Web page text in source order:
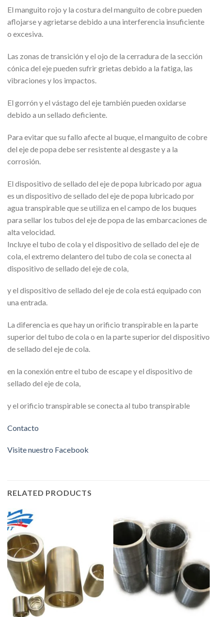
El manguito rojo y la costura del manguito de cobre pueden
aflojarse y agrietarse debido a una interferencia insuficiente
o excesiva.
Las zonas de transición y el ojo de la cerradura de la sección
cónica del eje pueden sufrir grietas debido a la fatiga, las
vibraciones y los impactos.
El gorrón y el vástago del eje también pueden oxidarse
debido a un sellado deficiente.
Para evitar que su fallo afecte al buque, el manguito de cobre
del eje de popa debe ser resistente al desgaste y a la
corrosión.
El dispositivo de sellado del eje de popa lubricado por agua
es un dispositivo de sellado del eje de popa lubricado por
agua transpirable que se utiliza en el campo de los buques
para sellar los tubos del eje de popa de las embarcaciones de
alta velocidad.
Incluye el tubo de cola y el dispositivo de sellado del eje de
cola, el extremo delantero del tubo de cola se conecta al
dispositivo de sellado del eje de cola,
y el dispositivo de sellado del eje de cola está equipado con
una entrada.
La diferencia es que hay un orificio transpirable en la parte
superior del tubo de cola o en la parte superior del dispositivo
de sellado del eje de cola.
en la conexión entre el tubo de escape y el dispositivo de
sellado del eje de cola,
y el orificio transpirable se conecta al tubo transpirable
Contacto
Visite nuestro Facebook
RELATED PRODUCTS